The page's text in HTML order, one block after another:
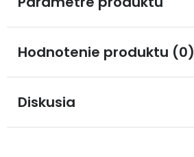
Hodnotenie produktu (0)
Diskusia